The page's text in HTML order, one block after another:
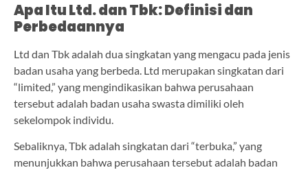
Apa Itu Ltd. dan Tbk: Definisi dan
Perbedaannya
Ltd dan Tbk adalah dua singkatan yang mengacu pada jenis
badan usaha yang berbeda. Ltd merupakan singkatan dari
“limited,” yang mengindikasikan bahwa perusahaan
tersebut adalah badan usaha swasta dimiliki oleh
sekelompok individu.
Sebaliknya, Tbk adalah singkatan dari “terbuka,” yang
menunjukkan bahwa perusahaan tersebut adalah badan